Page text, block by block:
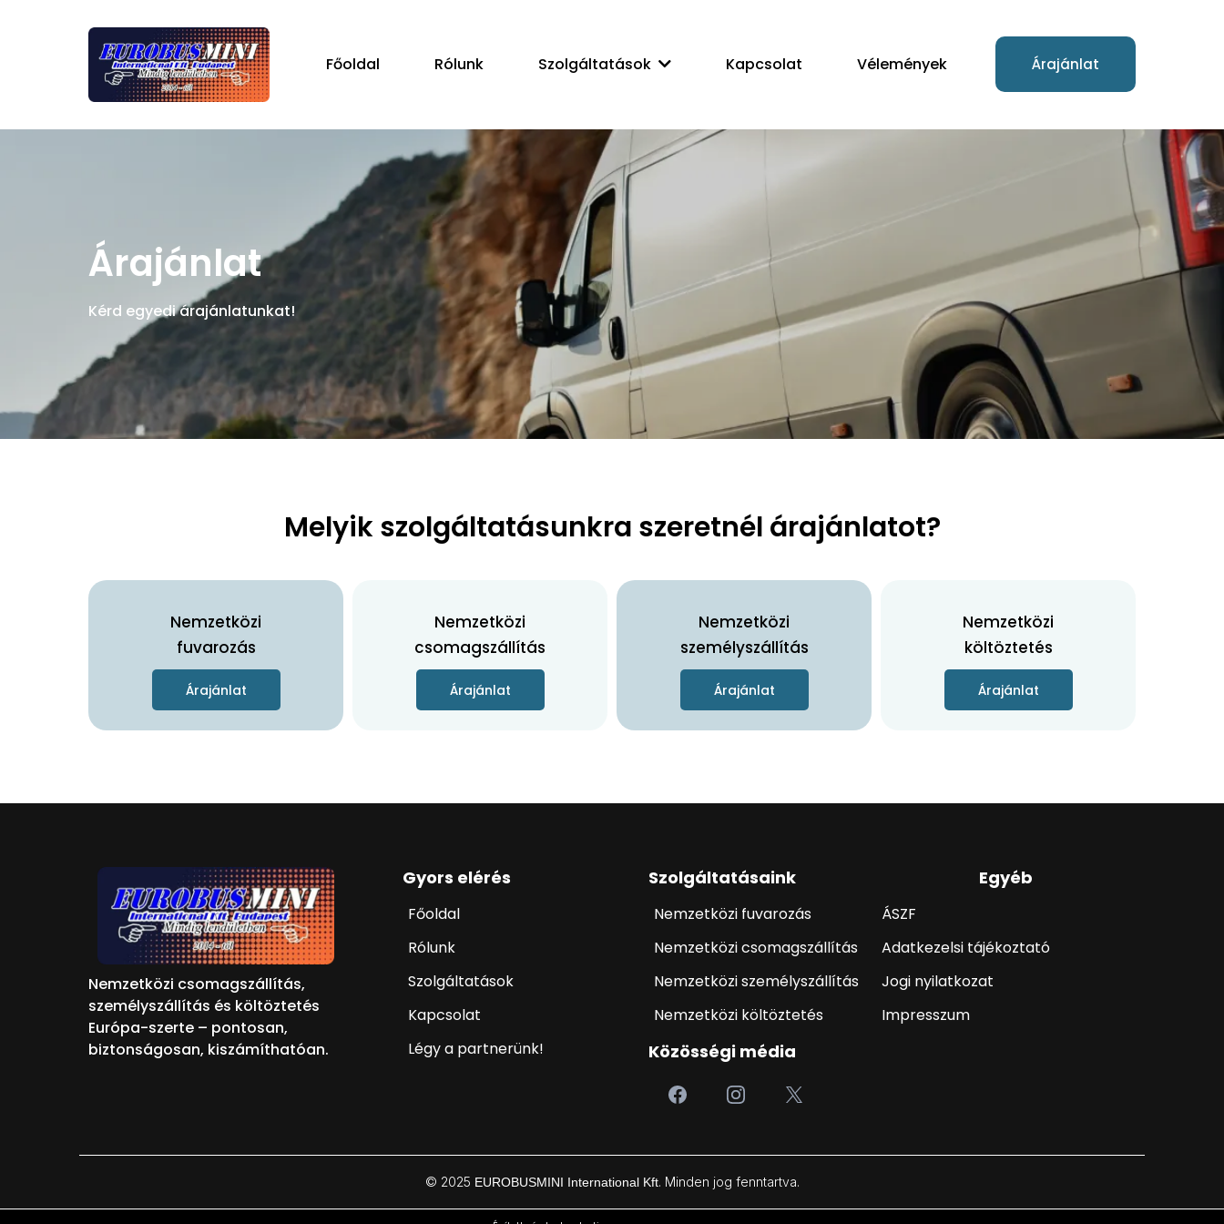
Főoldal Rólunk Szolgáltatások Kapcsolat Vélemények Árajánlat
Árajánlat
Kérd egyedi árajánlatunkat!
Melyik szolgáltatásunkra szeretnél árajánlatot?
Nemzetközi
fuvarozás
Árajánlat
Nemzetközi
csomagszállítás
Árajánlat
Nemzetközi
személyszállítás
Árajánlat
Nemzetközi
költöztetés
Árajánlat
Nemzetközi csomagszállítás,
személyszállítás és költöztetés
Európa-szerte – pontosan,
biztonságosan, kiszámíthatóan.
Gyors elérés
Főoldal
Rólunk
Szolgáltatások
Kapcsolat
Légy a partnerünk!
Szolgáltatásaink
Nemzetközi fuvarozás
Nemzetközi csomagszállítás
Nemzetközi személyszállítás
Nemzetközi költöztetés
Közösségi média
Egyéb
ÁSZF
Adatkezelsi tájékoztató
Jogi nyilatkozat
Impresszum
© 2025 EUROBUSMINI International Kft. Minden jog fenntartva.